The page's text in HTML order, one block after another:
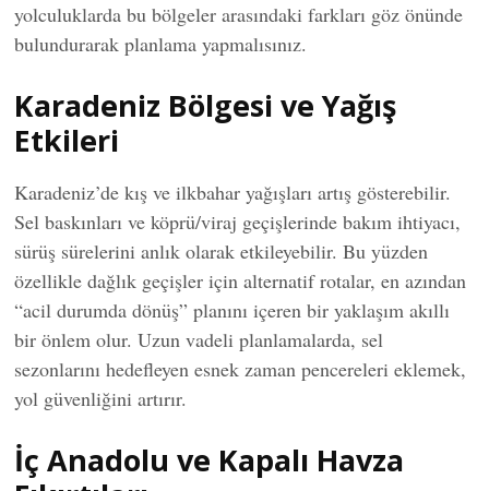
yolculuklarda bu bölgeler arasındaki farkları göz önünde
bulundurarak planlama yapmalısınız.
Karadeniz Bölgesi ve Yağış
Etkileri
Karadeniz’de kış ve ilkbahar yağışları artış gösterebilir.
Sel baskınları ve köprü/viraj geçişlerinde bakım ihtiyacı,
sürüş sürelerini anlık olarak etkileyebilir. Bu yüzden
özellikle dağlık geçişler için alternatif rotalar, en azından
“acil durumda dönüş” planını içeren bir yaklaşım akıllı
bir önlem olur. Uzun vadeli planlamalarda, sel
sezonlarını hedefleyen esnek zaman pencereleri eklemek,
yol güvenliğini artırır.
İç Anadolu ve Kapalı Havza